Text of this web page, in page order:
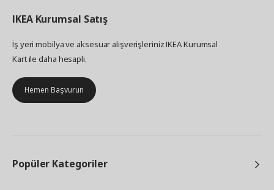
IKEA Kurumsal Satış
İş yeri mobilya ve aksesuar alışverişleriniz IKEA Kurumsal
Kart ile daha hesaplı.
Hemen Başvurun
Popüler Kategoriler